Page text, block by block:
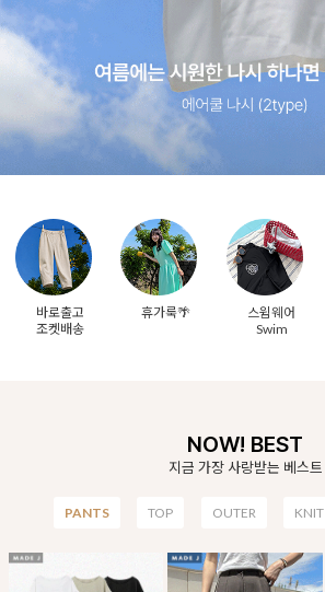
바로출고
조켓배송
휴가룩🌴
스윔웨어
Swim
NOW! BEST
지금 가장 사랑받는 베스트
PANTS TOP OUTER KNIT